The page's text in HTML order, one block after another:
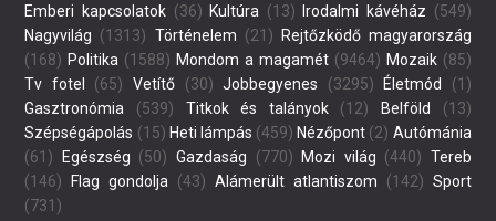
Emberi kapcsolatok (36) Kultúra (13) Irodalmi kávéház (549)
Nagyvilág (1313) Történelem (21)
Rejtőzködő magyarország
(168) Politika (1588) Mondom a magamét(9464) Mozaik(85)
Tv fotel
(65) Vetítő (30) Jobbegyenes (3295) Életmód
(1)
Gasztronómia (539) Titkok és talányok(12) Belföld
(13)
Szépségápolás (15) Heti lámpás (459) Nézőpont (2) Autómánia
(61)
Egészség (50) Gazdaság (770) Mozi világ (440) Tereb
(146)
Flag gondolja (43) Alámerült atlantiszom (142) Sport
(731)